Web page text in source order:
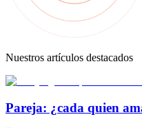
Nuestros artículos destacados
Pareja: ¿cada quien